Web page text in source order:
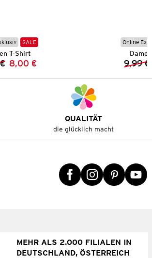
SALE
T-Shirt
Vorheriger Preis:
Neuer Preis:
8,00 €
Online
9,99 €
QUALITÄT
die glücklich macht
MEHR ALS 2.000 FILIALEN IN
DEUTSCHLAND, ÖSTERREICH